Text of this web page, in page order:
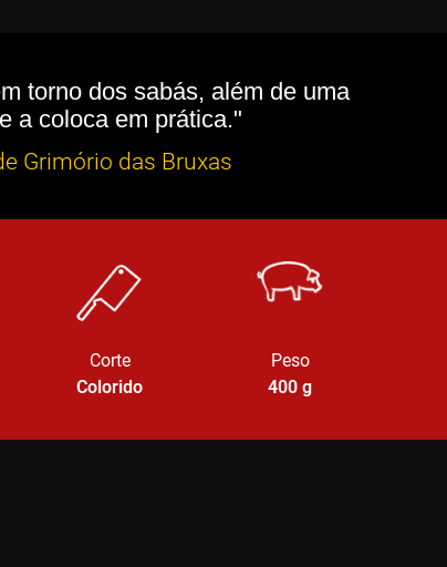
torno dos sabás, além de uma
a coloca em prática."
Grimório das Bruxas
Corte
Colorido
Peso
400 g